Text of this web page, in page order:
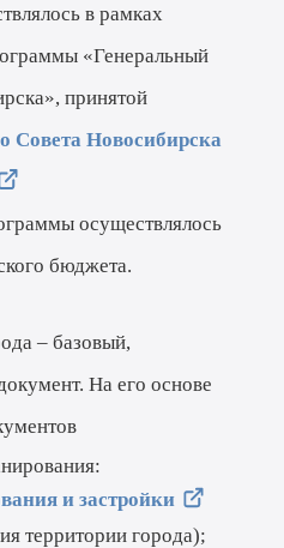
в рамках
«Генеральный
принятой
Совета Новосибирска
осуществлялось
бюджета.
– базовый,
На его основе
и застройки
территории города);